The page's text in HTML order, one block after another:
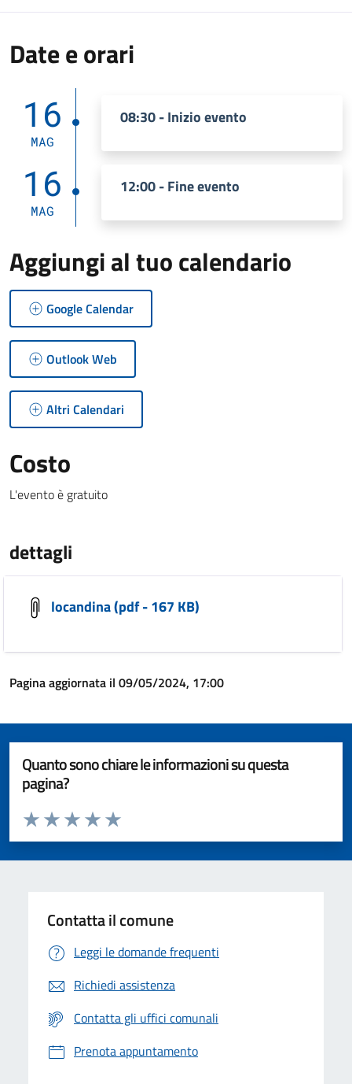
Date e orari
16
MAG
08:30 - Inizio evento
16
MAG
12:00 - Fine evento
Aggiungi al tuo calendario
Google Calendar
Outlook Web
Altri Calendari
Costo
L'evento è gratuito
dettagli
locandina (pdf - 167 KB)
Pagina aggiornata il 09/05/2024, 17:00
Quanto sono chiare le informazioni su questa
pagina?
Valuta da 1 a 5 stelle la pagina
Valuta 5 stelle su 5
Valuta 4 stelle su 5
Valuta 3 stelle su 5
Valuta 2 stelle su 5
Valuta 1 stelle su 5
Contatta il comune
Leggi le domande frequenti
Richiedi assistenza
Contatta gli uffici comunali
Prenota appuntamento